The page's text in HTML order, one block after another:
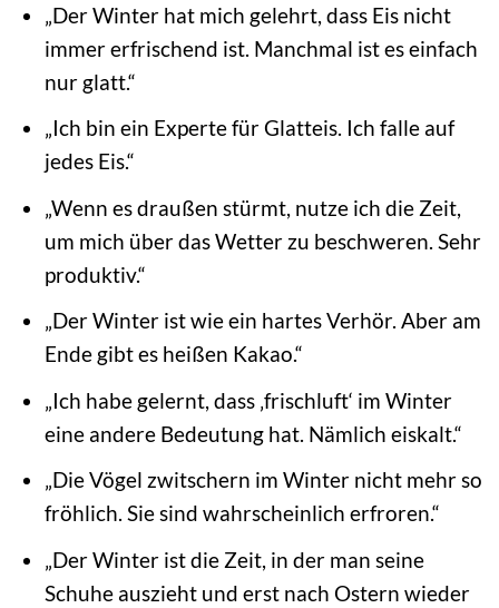
„Der Winter hat mich gelehrt, dass Eis nicht
immer erfrischend ist. Manchmal ist es einfach
nur glatt.“
„Ich bin ein Experte für Glatteis. Ich falle auf
jedes Eis.“
„Wenn es draußen stürmt, nutze ich die Zeit,
um mich über das Wetter zu beschweren. Sehr
produktiv.“
„Der Winter ist wie ein hartes Verhör. Aber am
Ende gibt es heißen Kakao.“
„Ich habe gelernt, dass ‚frischluft‘ im Winter
eine andere Bedeutung hat. Nämlich eiskalt.“
„Die Vögel zwitschern im Winter nicht mehr so
fröhlich. Sie sind wahrscheinlich erfroren.“
„Der Winter ist die Zeit, in der man seine
Schuhe auszieht und erst nach Ostern wieder